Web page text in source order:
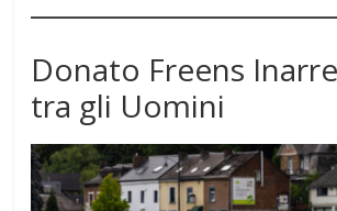
Donato Freens
tra gli Uomini